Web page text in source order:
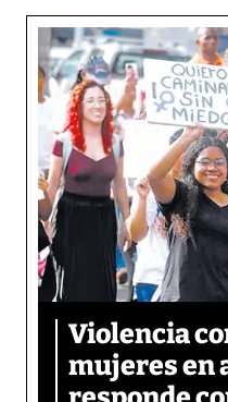
Violencia
mujeres en